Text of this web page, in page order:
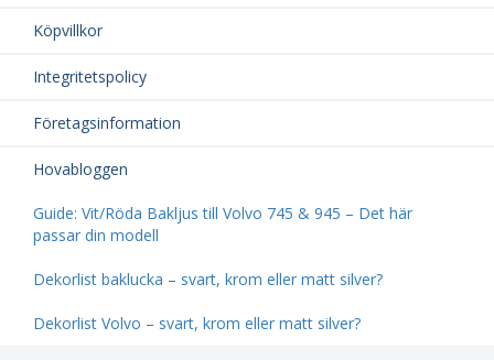
Köpvillkor
Integritetspolicy
Företagsinformation
Hovabloggen
Guide: Vit/Röda Bakljus till Volvo 745 & 945 – Det här
passar din modell
Dekorlist baklucka – svart, krom eller matt silver?
Dekorlist Volvo – svart, krom eller matt silver?